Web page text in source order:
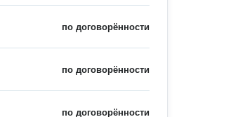
по договорённости
по договорённости
по договорённости